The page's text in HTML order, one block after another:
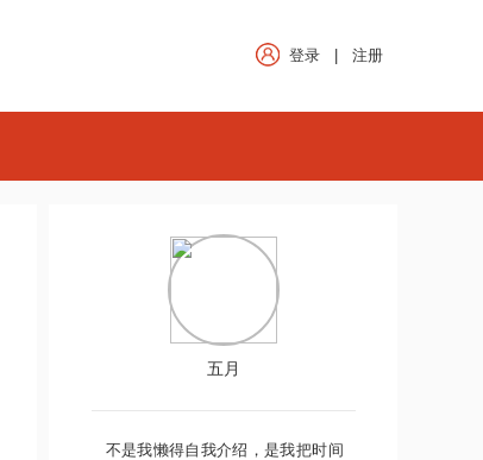
登录 注册
五月
不是我懒得自我介绍，是我把时间